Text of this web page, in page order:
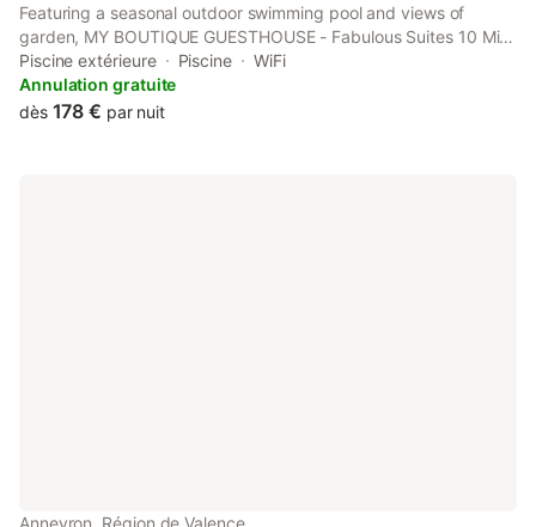
Featuring a seasonal outdoor swimming pool and views of
garden, MY BOUTIQUE GUESTHOUSE - Fabulous Suites 10 Min
A7 - is a guest house situated in a historic building in Anneyron,
38 km from Vienne Train Station.
Piscine extérieure Piscine
WiFi
Annulation gratuite
dès 178 € par nuit
Anneyron, Région de Valence